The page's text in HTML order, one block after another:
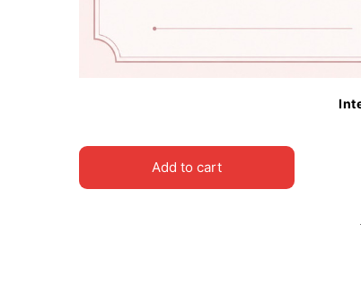
Add to cart